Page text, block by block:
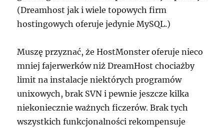
(Dreamhost jak i wiele topowych firm
hostingowych oferuje jedynie MySQL.)
Muszę przyznać, że HostMonster oferuje nieco
mniej fajerwerków niż DreamHost chociażby
limit na instalacje niektórych programów
unixowych, brak SVN i pewnie jeszcze kilka
niekoniecznie ważnych ficzerów. Brak tych
wszystkich funkcjonalności rekompensuje